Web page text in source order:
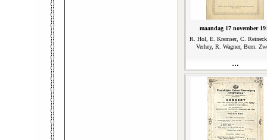
maandag 17 november
R. Hol, E. Kremser, C.
Verhey, R. Wagner, Bern.